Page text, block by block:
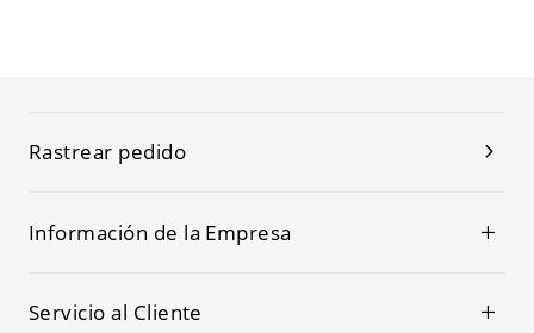
Rastrear pedido
Información de la Empresa
Servicio al Cliente